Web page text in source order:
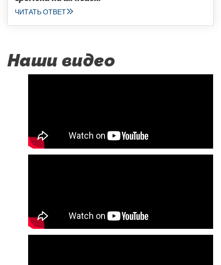
ЧИТАТЬ ОТВЕТ
Наши видео